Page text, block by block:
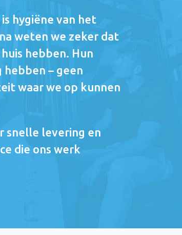
hygiëne van het
weten we zeker dat
hebben. Hun
hebben – geen
waar we op kunnen
snelle levering en
die ons werk